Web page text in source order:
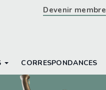
Devenir membre
CORRESPONDANCES